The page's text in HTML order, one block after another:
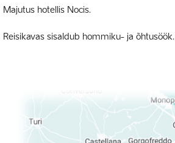
Majutus hotellis Nocis.
Reisikavas sisaldub hommiku- ja õhtusöök.